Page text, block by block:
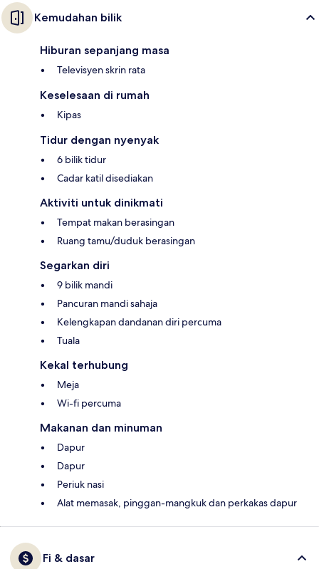
Kemudahan bilik
Hiburan sepanjang masa
Televisyen skrin rata
Keselesaan di rumah
Kipas
Tidur dengan nyenyak
6 bilik tidur
Cadar katil disediakan
Aktiviti untuk dinikmati
Tempat makan berasingan
Ruang tamu/duduk berasingan
Segarkan diri
9 bilik mandi
Pancuran mandi sahaja
Kelengkapan dandanan diri percuma
Tuala
Kekal terhubung
Meja
Wi-fi percuma
Makanan dan minuman
Dapur
Dapur
Periuk nasi
Alat memasak, pinggan-mangkuk dan perkakas dapur
Fi & dasar